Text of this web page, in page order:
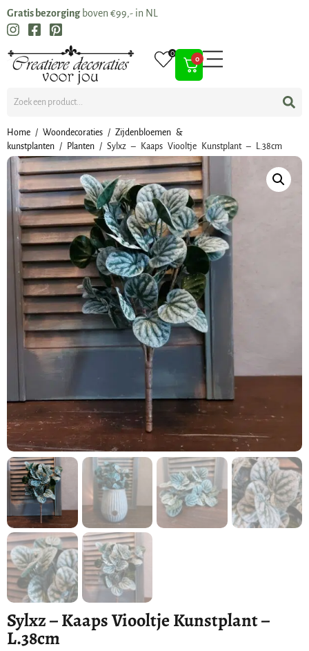
Gratis bezorging boven €99,- in NL
0
0
Home / Woondecoraties / Zijdenbloemen &
kunstplanten / Planten / Sylxz – Kaaps Viooltje Kunstplant – L.38cm
Sylxz – Kaaps Viooltje Kunstplant –
L.38cm